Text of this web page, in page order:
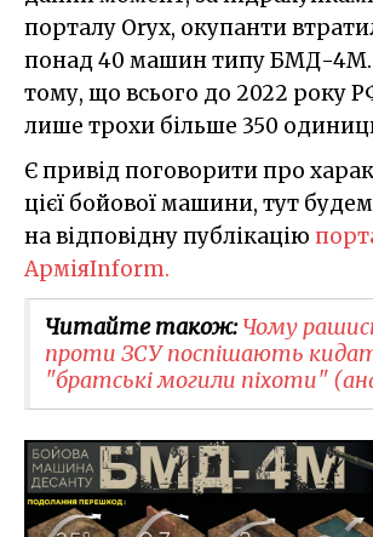
порталу Oryx, окупанти
понад 40 машин типу БМД-4М.
тому, що всього до 2022 року
лише трохи більше 350
Є привід поговорити про
цієї бойової машини, тут
на відповідну публікацію
АрміяInform.
Читайте також:Чому
проти ЗСУ поспішають
"братські могили піхоти"